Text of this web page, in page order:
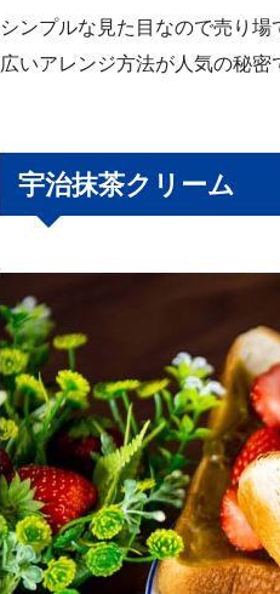
シンプルな見た目なので売り
広いアレンジ方法が人気の秘密
宇治抹茶クリーム